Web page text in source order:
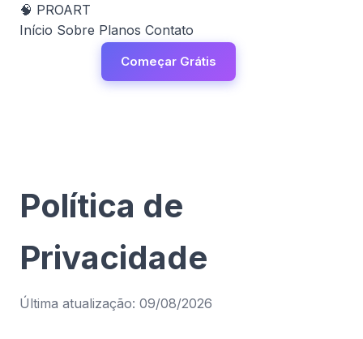
🧠 PROART
Início Sobre Planos Contato
Começar Grátis
Política de
Privacidade
Última atualização: 09/08/2026